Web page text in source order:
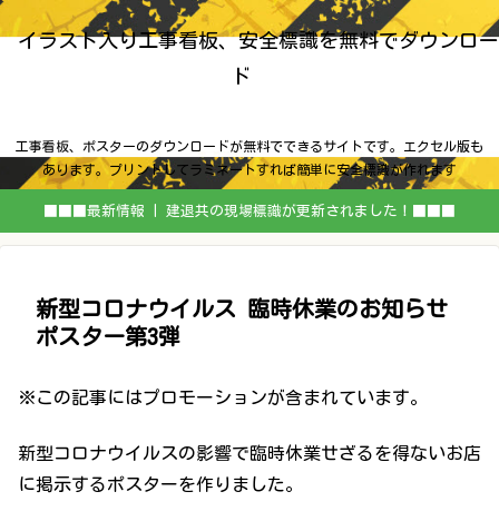
イラスト入り工事看板、安全標識を無料でダウンロー
ド
工事看板、ポスターのダウンロードが無料でできるサイトです。エクセル版も
あります。プリントしてラミネートすれば簡単に安全標識が作れます
■■■最新情報 | 建退共の現場標識が更新されました！■■■
新型コロナウイルス 臨時休業のお知らせ
ポスター第3弾
※この記事にはプロモーションが含まれています。
新型コロナウイルスの影響で臨時休業せざるを得ないお店
に掲示するポスターを作りました。